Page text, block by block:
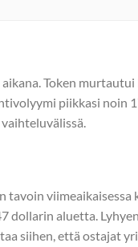
Token
piikkasi noin
viimeaikaisessa
dollarin aluetta.
siihen, että ostajat